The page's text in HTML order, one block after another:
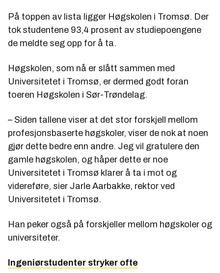
Universitetet i Oslo: 80,5 %
Høgskolen i Narvik: 79,2 %
Høgskolen i Harstad: 73,9 %
Høgskolen i Vestfold: 70,3 %
studiepoeng. Tall for 2008. Kilde: Database for
statistikk om høgre utdanning (DBH).
På toppen av lista ligger Høgskolen i Tromsø. Der
tok studentene 93,4 prosent av studiepoengene
de meldte seg opp for å ta.
Høgskolen, som nå er slått sammen med
Universitetet i Tromsø, er dermed godt foran
toeren Høgskolen i Sør-Trøndelag.
– Siden tallene viser at det stor forskjell mellom
profesjonsbaserte høgskoler, viser de nok at noen
gjør dette bedre enn andre. Jeg vil gratulere den
gamle høgskolen, og håper dette er noe
Universitetet i Tromsø klarer å ta i mot og
videreføre, sier Jarle Aarbakke, rektor ved
Universitetet i Tromsø.
Han peker også på forskjeller mellom høgskoler og
universiteter.
Ingeniørstudenter stryker ofte